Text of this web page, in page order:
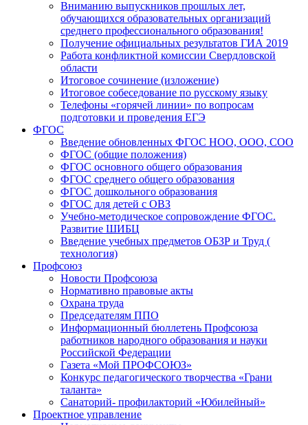
Вниманию выпускников прошлых лет,
обучающихся образовательных организаций
среднего профессионального образования!
Получение официальных результатов ГИА 2019
Работа конфликтной комиссии Свердловской
области
Итоговое сочинение (изложение)
Итоговое собеседование по русскому языку
Телефоны «горячей линии» по вопросам
подготовки и проведения ЕГЭ
ФГОС
Введение обновленных ФГОС НОО, ООО, СОО
ФГОС (общие положения)
ФГОС основного общего образования
ФГОС среднего общего образования
ФГОС дошкольного образования
ФГОС для детей с ОВЗ
Учебно-методическое сопровождение ФГОС.
Развитие ШИБЦ
Введение учебных предметов ОБЗР и Труд (
технология)
Профсоюз
Новости Профсоюза
Нормативно правовые акты
Охрана труда
Председателям ППО
Информационный бюллетень Профсоюза
работников народного образования и науки
Российской Федерации
Газета «Мой ПРОФСОЮЗ»
Конкурс педагогического творчества «Грани
таланта»
Санаторий- профилакторий «Юбилейный»
Проектное управление